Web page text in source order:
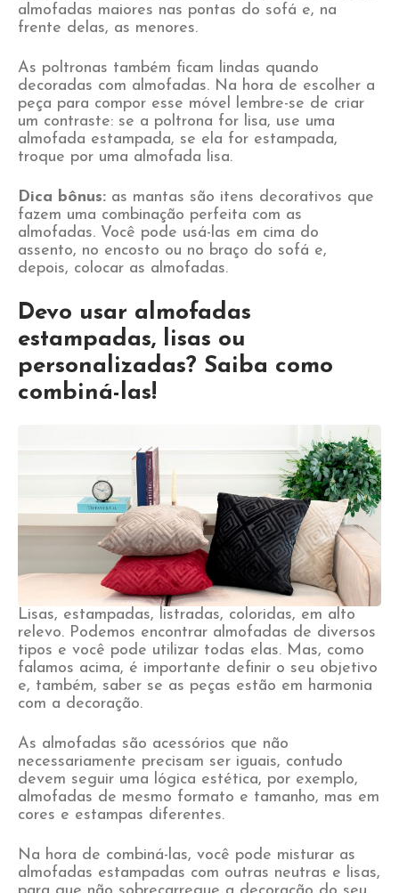
almofadas maiores nas pontas do sofá e, na
frente delas, as menores.
As poltronas também ficam lindas quando
decoradas com almofadas. Na hora de escolher a
peça para compor esse móvel lembre-se de criar
um contraste: se a poltrona for lisa, use uma
almofada estampada, se ela for estampada,
troque por uma almofada lisa.
Dica bônus: as mantas são itens decorativos que
fazem uma combinação perfeita com as
almofadas. Você pode usá-las em cima do
assento, no encosto ou no braço do sofá e,
depois, colocar as almofadas.
Devo usar almofadas
estampadas, lisas ou
personalizadas? Saiba como
combiná-las!
Lisas, estampadas, listradas, coloridas, em alto
relevo. Podemos encontrar almofadas de diversos
tipos e você pode utilizar todas elas. Mas, como
falamos acima, é importante definir o seu objetivo
e, também, saber se as peças estão em harmonia
com a decoração.
As almofadas são acessórios que não
necessariamente precisam ser iguais, contudo
devem seguir uma lógica estética, por exemplo,
almofadas de mesmo formato e tamanho, mas em
cores e estampas diferentes.
Na hora de combiná-las, você pode misturar as
almofadas estampadas com outras neutras e lisas,